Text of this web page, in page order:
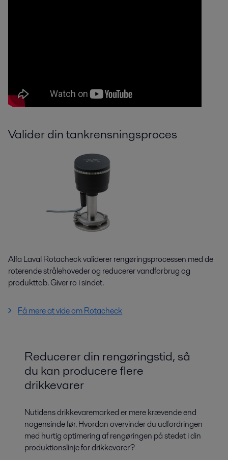
Valider din tankrensningsproces
Alfa Laval Rotacheck validerer rengøringsprocessen med de
roterende strålehoveder og reducerer vandforbrug og
produkttab. Giver ro i sindet.
Få mere at vide om Rotacheck
Reducerer din rengøringstid, så
du kan producere flere
drikkevarer
Nutidens drikkevaremarked er mere krævende end
nogensinde før. Hvordan overvinder du udfordringen
med hurtig optimering af rengøringen på stedet i din
produktionslinje for drikkevarer?